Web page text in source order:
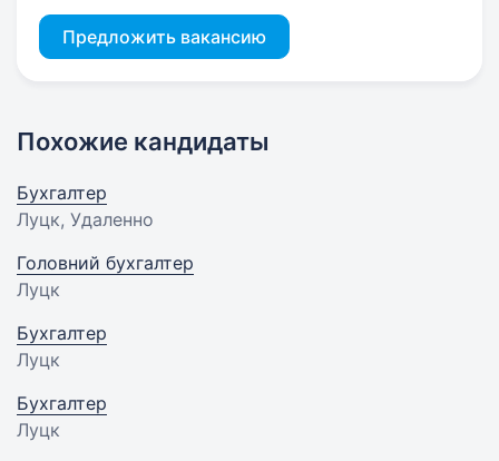
Предложить вакансию
Похожие кандидаты
Бухгалтер
Луцк, Удаленно
Головний бухгалтер
Луцк
Бухгалтер
Луцк
Бухгалтер
Луцк